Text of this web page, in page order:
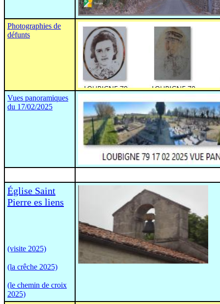
Photographies de
défunts
Vues panoramiques
du 17/02/2025
Église Saint
Pierre es liens
(visite 2025)
(la crêche 2025)
(le chemin de croix
2025)